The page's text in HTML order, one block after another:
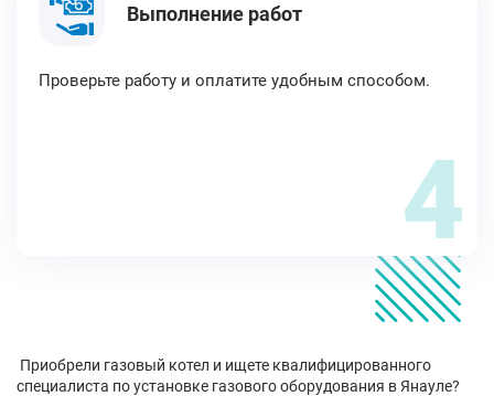
Выполнение работ
Проверьте работу и оплатите удобным способом.
4
Приобрели газовый котел и ищете квалифицированного
специалиста по установке газового оборудования в Янауле?